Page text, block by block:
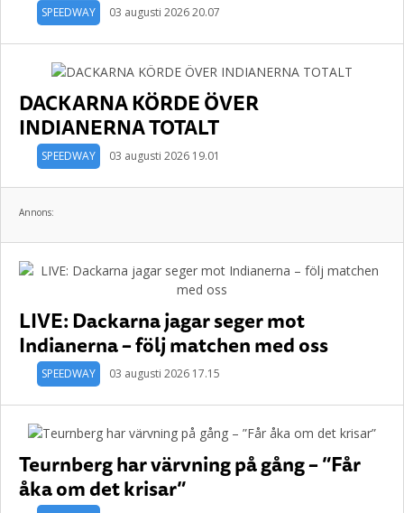
SPEEDWAY 03 augusti 2026 20.07
DACKARNA KÖRDE ÖVER
INDIANERNA TOTALT
SPEEDWAY 03 augusti 2026 19.01
Annons:
LIVE: Dackarna jagar seger mot
Indianerna – följ matchen med oss
SPEEDWAY 03 augusti 2026 17.15
Teurnberg har värvning på gång – ”Får
åka om det krisar”